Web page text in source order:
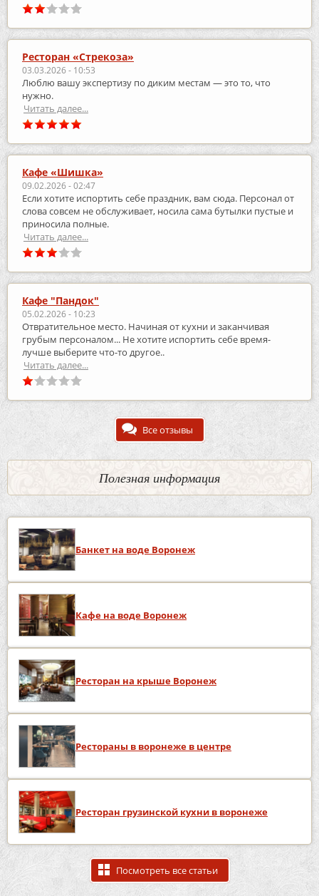
Ресторан «Стрекоза»
03.03.2026 - 10:53
Люблю вашу экспертизу по диким местам — это то, что
нужно.
Читать далее...
Кафе «Шишка»
09.02.2026 - 02:47
Если хотите испортить себе праздник, вам сюда. Персонал от
слова совсем не обслуживает, носила сама бутылки пустые и
приносила полные.
Читать далее...
Кафе "Пандок"
05.02.2026 - 10:23
Отвратительное место. Начиная от кухни и заканчивая
грубым персоналом... Не хотите испортить себе время-
лучше выберите что-то другое..
Читать далее...
Все отзывы
Полезная информация
Банкет на воде Воронеж
Кафе на воде Воронеж
Ресторан на крыше Воронеж
Рестораны в воронеже в центре
Ресторан грузинской кухни в воронеже
Посмотреть все статьи